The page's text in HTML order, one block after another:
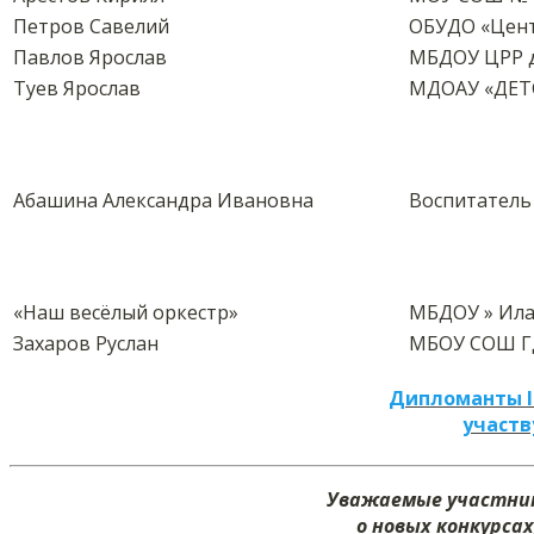
Петров Савелий
ОБУДО
Павлов Ярослав
МБДОУ ЦРР
Туев Ярослав
МДОАУ
Абашина Александра Ивановна
«Наш весёлый оркестр»
МБДОУ »
Захаров Руслан
МБОУ СОШ
Дипломанты I
Уважаемые
о новых